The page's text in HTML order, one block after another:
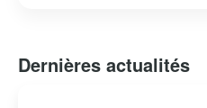
Dernières actualités